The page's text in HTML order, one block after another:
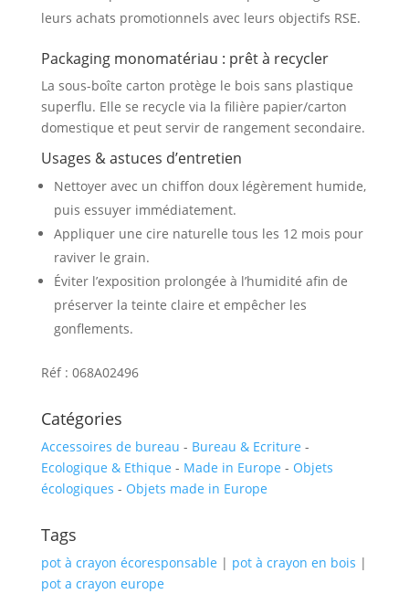
leurs achats promotionnels avec leurs objectifs RSE.
Packaging monomatériau : prêt à recycler
La sous-boîte carton protège le bois sans plastique
superflu. Elle se recycle via la filière papier/carton
domestique et peut servir de rangement secondaire.
Usages & astuces d’entretien
Nettoyer avec un chiffon doux légèrement humide,
puis essuyer immédiatement.
Appliquer une cire naturelle tous les 12 mois pour
raviver le grain.
Éviter l’exposition prolongée à l’humidité afin de
préserver la teinte claire et empêcher les
gonflements.
Réf : 068A02496
Catégories
Accessoires de bureau - Bureau & Ecriture -
Ecologique & Ethique - Made in Europe - Objets
écologiques - Objets made in Europe
Tags
pot à crayon écoresponsable | pot à crayon en bois |
pot a crayon europe